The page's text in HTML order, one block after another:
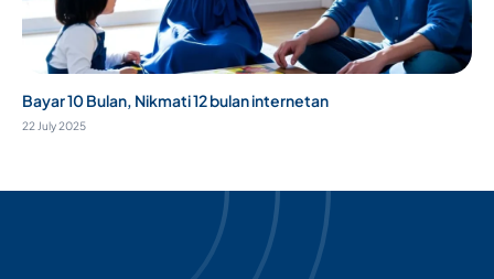
Bayar 10 Bulan, Nikmati 12 bulan internetan
22 July 2025